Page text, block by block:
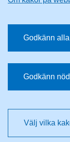
Vuxenutbildning
Har du tips på
Godkänn
Godkänn
Välj vilka